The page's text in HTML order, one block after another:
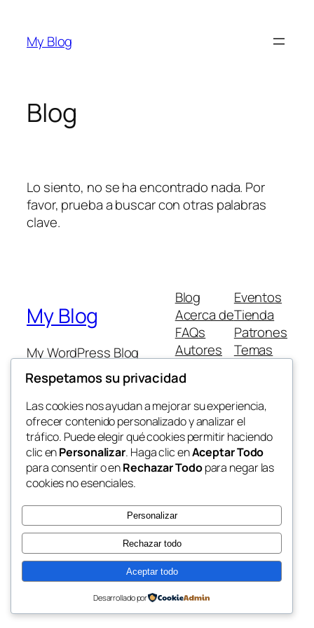
contenido
My Blog
Blog
Lo siento, no se ha encontrado nada. Por
favor, prueba a buscar con otras palabras
clave.
My Blog
My WordPress Blog
Blog
Acerca de
FAQs
Autores
Eventos
Tienda
Patrones
Temas
Twenty Twenty-Five Diseñado conWordPress
Respetamos su privacidad
Las cookies nos ayudan a mejorar su experiencia,
ofrecer contenido personalizado y analizar el
tráfico. Puede elegir qué cookies permitir haciendo
clic enPersonalizar. Haga clic enAceptar Todo
para consentir o enRechazar Todopara negar las
cookies no esenciales.
Personalizar
Rechazar todo
Aceptar todo
Desarrollado por